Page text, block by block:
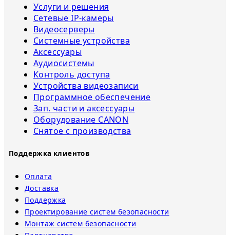
Услуги и решения
Сетевые IP-камеры
Видеосерверы
Системные устройства
Аксессуары
Аудиосистемы
Контроль доступа
Устройства видеозаписи
Программное обеспечение
Зап. части и аксессуары
Оборудование CANON
Снятое с прoизвoдства
Поддержка клиентов
Оплата
Доставка
Поддержка
Проектирование систем безопасности
Монтаж систем безопасности